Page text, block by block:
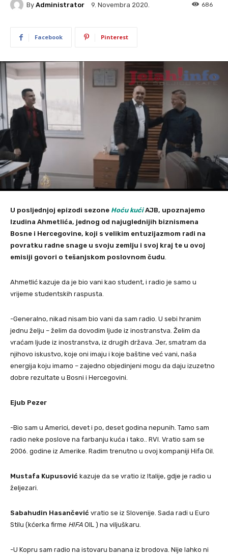
By Administrator 9. Novembra 2020. 686
Facebook Pinterest
U posljednjoj epizodi sezone Hoću kućiAJB, upoznajemo
Izudina Ahmetlića, jednog od najuglednijih biznismena
Bosne i Hercegovine, koji s velikim entuzijazmom radi na
povratku radne snage u svoju zemlju i svoj kraj te u ovoj
emisiji govori o tešanjskom poslovnom čudu.
Ahmetlić kazuje da je bio vani kao student, i radio je samo u
vrijeme studentskih raspusta.
-Generalno, nikad nisam bio vani da sam radio. U sebi hranim
jednu želju – želim da dovodim ljude iz inostranstva. Želim da
vraćam ljude iz inostranstva, iz drugih država. Jer, smatram da
njihovo iskustvo, koje oni imaju i koje baštine već vani, naša
energija koju imamo – zajedno objedinjeni mogu da daju izuzetno
dobre rezultate u Bosni i Hercegovini.
Ejub Pezer
-Bio sam u Americi, devet i po, deset godina nepunih. Tamo sam
radio neke poslove na farbanju kuća i tako.. RVI. Vratio sam se
2006. godine iz Amerike. Radim trenutno u ovoj kompaniji Hifa Oil.
Mustafa Kupusović kazuje da se vratio iz Italije, gdje je radio u
željezari.
Sabahudin Hasančević vratio se iz Slovenije. Sada radi u Euro
Stilu (kćerka firme HIFA OIL ) na viljuškaru.
-U Kopru sam radio na istovaru banana iz brodova. Nije lahko ni